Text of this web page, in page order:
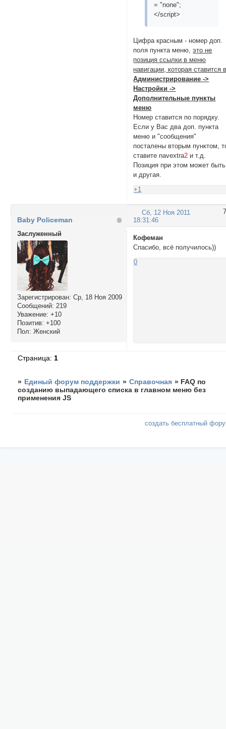
= "none";
</script>
Цифра красным - номер доп.
поля пункта меню,это не
позиция ссылки в меню
навигации, которая ставится
Администрирование ->
Настройки ->
Дополнительные пункты
меню
Номер ставится по порядку.
Если у Вас два доп. пункта
меню и "сообщения"
посталены вторым пунктом,
ставите navextra2 и т.д.
Позиция при этом может быть
и другая.
+1
7
Сб, 12 Ноя 2011
18:31:46
Baby Policeman
Заслуженный
Зарегистрирован: Ср, 18 Ноя 2009
Сообщений: 219
Уважение: +10
Позитив: +100
Пол: Женский
Кофеман
Спасибо, всё получилось))
0
Страница: 1
» Единый форум поддержки » Справочная » FAQ по
созданию выпадающего списка в главном меню без
применения JS
создать бесплатный